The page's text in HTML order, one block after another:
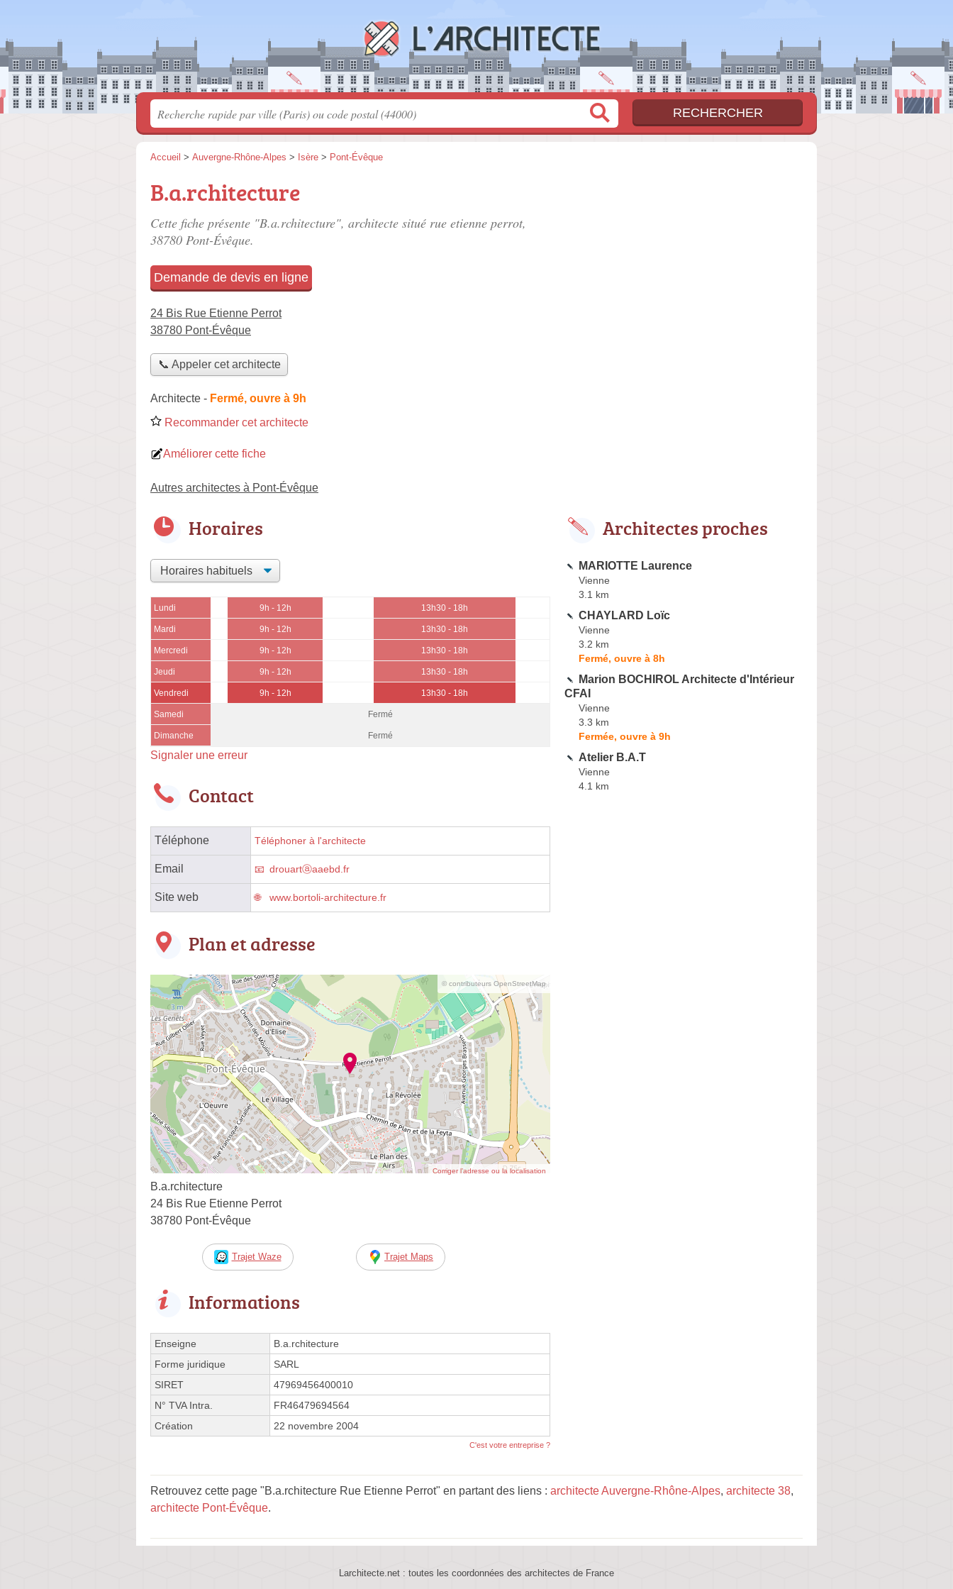
Accueil > Auvergne-Rhône-Alpes > Isère > Pont-Évêque
B.a.rchitecture
Cette fiche présente "B.a.rchitecture", architecte situé rue etienne perrot,
38780 Pont-Évêque.
Demande de devis en ligne
24 Bis Rue Etienne Perrot
38780 Pont-Évêque
📞 Appeler cet architecte
Architecte - Fermé, ouvre à 9h
Recommander cet architecte
Améliorer cette fiche
Autres architectes à Pont-Évêque
Horaires
Lundi 9h - 12h 13h30 - 18h
Mardi 9h - 12h 13h30 - 18h
Mercredi 9h - 12h 13h30 - 18h
Jeudi 9h - 12h 13h30 - 18h
Vendredi 9h - 12h 13h30 - 18h
Samedi Fermé
Dimanche Fermé
Signaler une erreur
Contact
Téléphone Téléphoner à l'architecte
Email drouartⓐaaebd.fr
Site web www.bortoli-architecture.fr
Plan et adresse
© contributeurs OpenStreetMap
Corriger l’adresse ou la localisation
B.a.rchitecture
24 Bis Rue Etienne Perrot
38780 Pont-Évêque
Trajet Waze Trajet Maps
Informations
Enseigne
B.a.rchitecture
Forme juridique
SARL
SIRET
47969456400010
N° TVA Intra.
FR46479694564
Création
22 novembre 2004
C'est votre entreprise ?
Architectes proches
MARIOTTE Laurence
Vienne
3.1 km
CHAYLARD Loïc
Vienne
3.2 km
Fermé, ouvre à 8h
Marion BOCHIROL Architecte d'Intérieur
CFAI
Vienne
3.3 km
Fermée, ouvre à 9h
Atelier B.A.T
Vienne
4.1 km
Retrouvez cette page "B.a.rchitecture Rue Etienne Perrot" en partant des liens : architecte Auvergne-Rhône-Alpes, architecte 38,
architecte Pont-Évêque.
Larchitecte.net : toutes les coordonnées des architectes de France